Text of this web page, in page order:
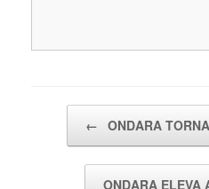
← ONDARA
ONDARA